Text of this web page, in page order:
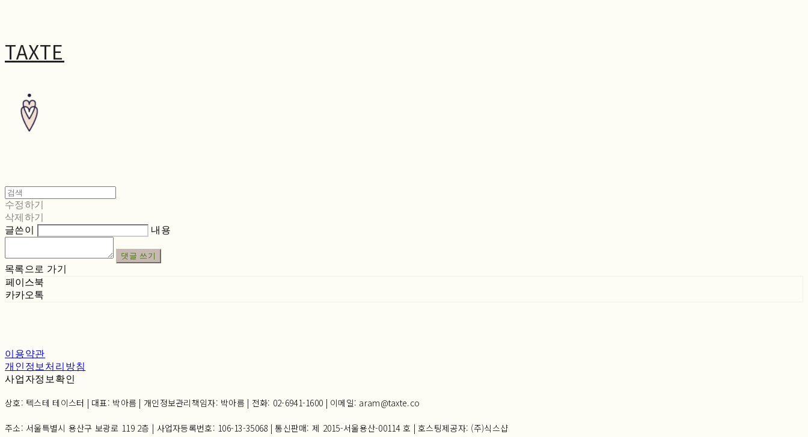
TAXTE
수정하기
삭제하기
글쓴이
내용
댓글 쓰기
목록으로 가기
페이스북
카카오톡
이용약관
개인정보처리방침
사업자정보확인
상호: 텍스테 테이스터 | 대표: 박아름 | 개인정보관리책임자: 박아름 | 전화: 02-6941-1600 | 이메일: aram@taxte.co
주소: 서울특별시 용산구 보광로 119 2층 | 사업자등록번호: 106-13-35068 | 통신판매: 제 2015-서울용산-00114 호 | 호스팅제공자: (주)식스샵